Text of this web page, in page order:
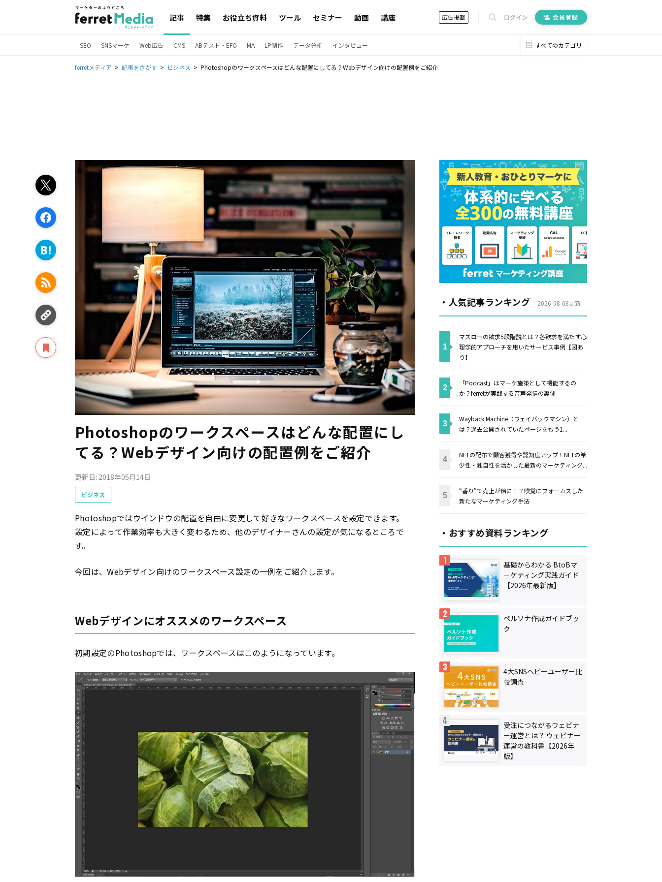
記事 特集 お役立ち資料 ツール セミナー 動画 講座 広告掲載 ログイン 会員登録
SEO SNSマーケ Web広告 CMS ABテスト・EFO MA LP制作 データ分析 インタビュー すべてのカテゴリ
ferretメディア 記事をさがす ビジネス Photoshopのワークスペースはどんな配置にしてる？Webデザイン向けの配置例をご紹介
Photoshopのワークスペースはどんな配置にし
てる？Webデザイン向けの配置例をご紹介
更新日: 2018年05月14日
ビジネス
Photoshopではウインドウの配置を自由に変更して好きなワークスペースを設定できます。
設定によって作業効率も大きく変わるため、他のデザイナーさんの設定が気になるところで
す。
今回は、Webデザイン向けのワークスペース設定の一例をご紹介します。
Webデザインにオススメのワークスペース
初期設定のPhotoshopでは、ワークスペースはこのようになっています。
・人気記事ランキング 2026-08-08更新
マズローの欲求5段階説とは？各欲求を満たす心
理学的アプローチを用いたサービス事例【図あ
り】
「Podcast」はマーケ施策として機能するの
か？ferretが実践する音声発信の裏側
Wayback Machine（ウェイバックマシン）と
は？過去公開されていたページをもう1...
NFTの配布で顧客獲得や認知度アップ！NFTの希
少性・独自性を活かした最新のマーケティング...
“香り”で売上が倍に！？嗅覚にフォーカスした
新たなマーケティング手法
・おすすめ資料ランキング
基礎からわかる BtoBマ
ーケティング実践ガイド
【2026年最新版】
ペルソナ作成ガイドブッ
ク
4大SNSヘビーユーザー比
較調査
受注につながるウェビナ
ー運営とは？ ウェビナー
運営の教科書【2026年
版】